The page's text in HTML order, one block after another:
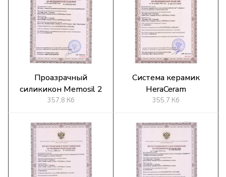
Проазрачный
силикикон Memosil 2
357,8 Кб
Система керамик
HeraCeram
355,7 Кб